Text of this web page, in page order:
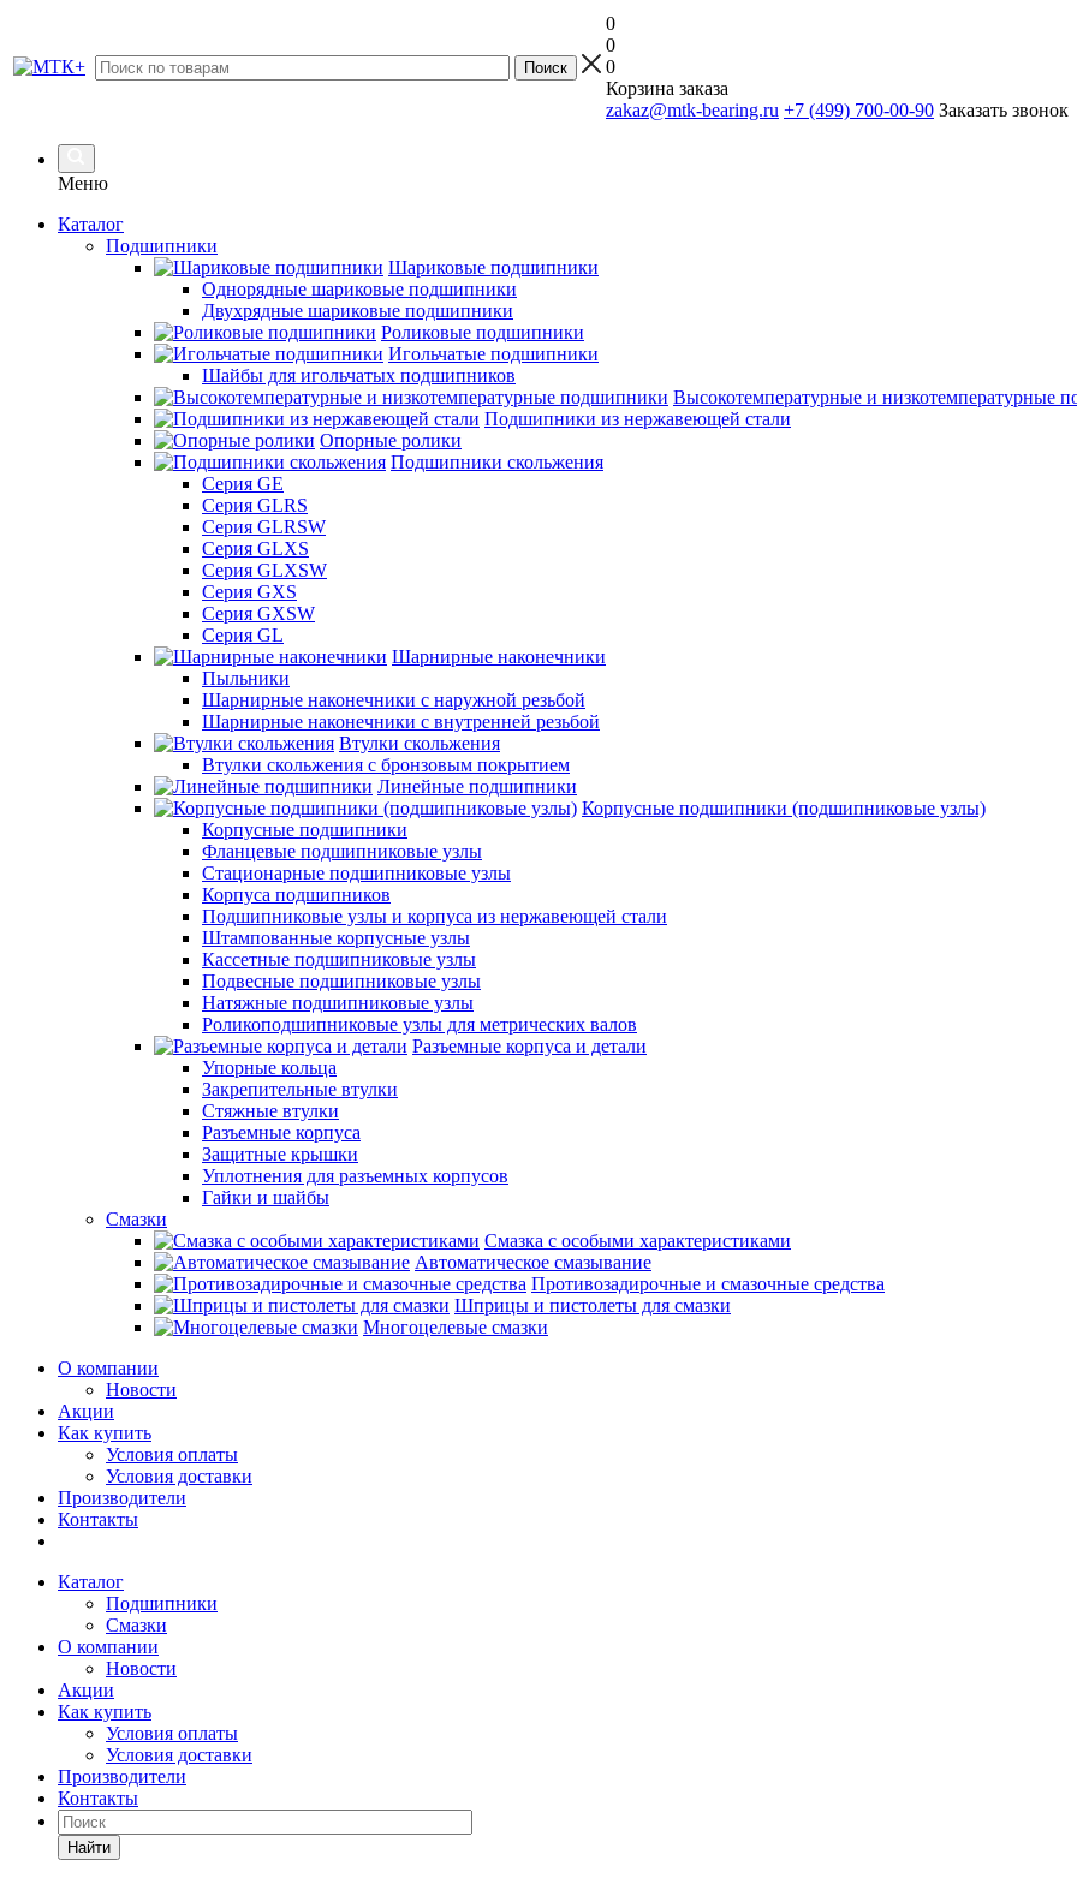
0
0
0
Корзина заказа
zakaz@mtk-bearing.ru +7 (499) 700-00-90 Заказать звонок
Меню
Каталог
Подшипники
Шариковые подшипники
Однорядные шариковые подшипники
Двухрядные шариковые подшипники
Роликовые подшипники
Игольчатые подшипники
Шайбы для игольчатых подшипников
Высокотемпературные и низкотемпературные
Подшипники из нержавеющей стали
Опорные ролики
Подшипники скольжения
Серия GE
Серия GLRS
Серия GLRSW
Серия GLXS
Серия GLXSW
Серия GXS
Серия GXSW
Серия GL
Шарнирные наконечники
Пыльники
Шарнирные наконечники с наружной резьбой
Шарнирные наконечники с внутренней резьбой
Втулки скольжения
Втулки скольжения с бронзовым покрытием
Линейные подшипники
Корпусные подшипники (подшипниковые узлы)
Корпусные подшипники
Фланцевые подшипниковые узлы
Стационарные подшипниковые узлы
Корпуса подшипников
Подшипниковые узлы и корпуса из нержавеющей стали
Штампованные корпусные узлы
Кассетные подшипниковые узлы
Подвесные подшипниковые узлы
Натяжные подшипниковые узлы
Роликоподшипниковые узлы для метрических валов
Разъемные корпуса и детали
Упорные кольца
Закрепительные втулки
Стяжные втулки
Разъемные корпуса
Защитные крышки
Уплотнения для разъемных корпусов
Гайки и шайбы
Смазки
Смазка с особыми характеристиками
Автоматическое смазывание
Противозадирочные и смазочные средства
Шприцы и пистолеты для смазки
Многоцелевые смазки
О компании
Новости
Акции
Как купить
Условия оплаты
Условия доставки
Производители
Контакты
Каталог
Подшипники
Смазки
О компании
Новости
Акции
Как купить
Условия оплаты
Условия доставки
Производители
Контакты
Найти